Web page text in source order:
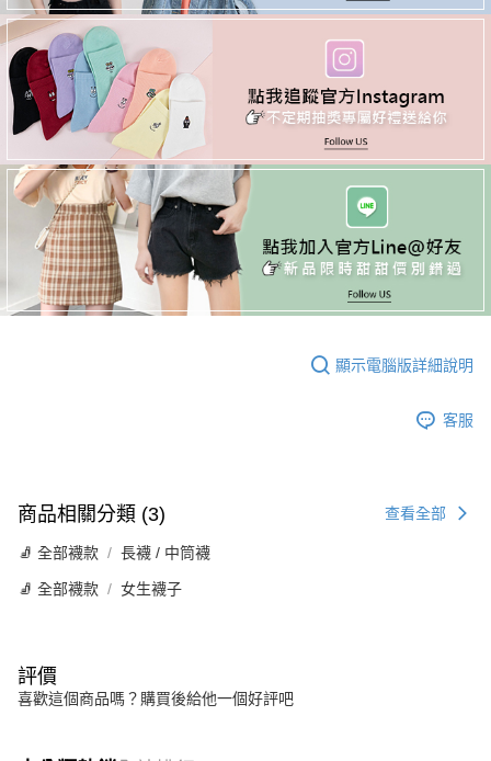
顯示電腦版詳細說明
客服
商品相關分類 (3) 查看全部
🧦 全部襪款 長襪 / 中筒襪
🧦 全部襪款 女生襪子
評價
喜歡這個商品嗎？購買後給他一個好評吧